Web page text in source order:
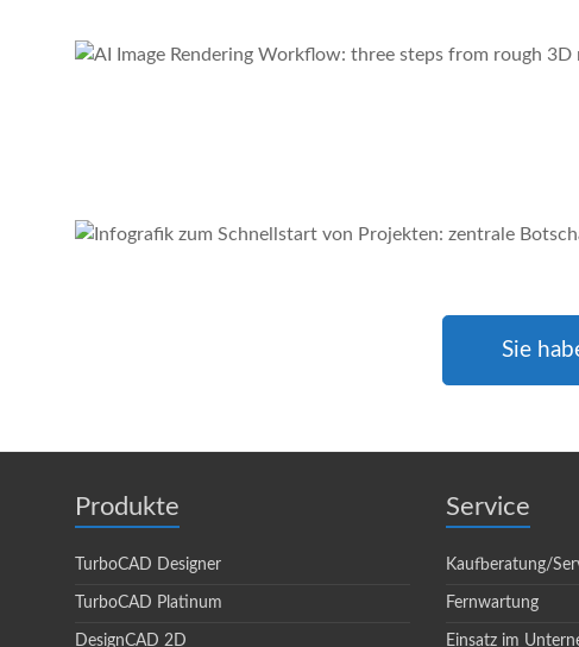
Sie
Produkte
TurboCAD Designer
TurboCAD Platinum
DesignCAD 2D
Service
Kaufberatung/
Fernwartung
Einsatz im